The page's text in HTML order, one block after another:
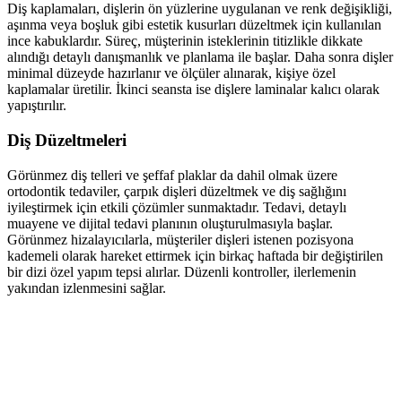
Diş kaplamaları, dişlerin ön yüzlerine uygulanan ve renk değişikliği,
aşınma veya boşluk gibi estetik kusurları düzeltmek için kullanılan
ince kabuklardır. Süreç, müşterinin isteklerinin titizlikle dikkate
alındığı detaylı danışmanlık ve planlama ile başlar. Daha sonra dişler
minimal düzeyde hazırlanır ve ölçüler alınarak, kişiye özel
kaplamalar üretilir. İkinci seansta ise dişlere laminalar kalıcı olarak
yapıştırılır.
Diş Düzeltmeleri
Görünmez diş telleri ve şeffaf plaklar da dahil olmak üzere
ortodontik tedaviler, çarpık dişleri düzeltmek ve diş sağlığını
iyileştirmek için etkili çözümler sunmaktadır. Tedavi, detaylı
muayene ve dijital tedavi planının oluşturulmasıyla başlar.
Görünmez hizalayıcılarla, müşteriler dişleri istenen pozisyona
kademeli olarak hareket ettirmek için birkaç haftada bir değiştirilen
bir dizi özel yapım tepsi alırlar. Düzenli kontroller, ilerlemenin
yakından izlenmesini sağlar.